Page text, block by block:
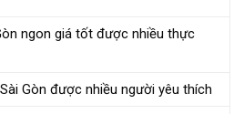
ngon giá tốt được nhiều thực
Gòn được nhiều người yêu thích